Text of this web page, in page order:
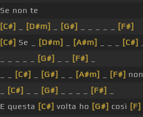
Se non te
[C#]
[D#m] [G#]
[F#]
[C#] Se _ [D#m] [A#m] [C#]
[G#] [F#]
[C#] [G#] [A#m] [F#] non
[C#] [G#] [F#]
E questa [C#] volta ho [G#] così [F]